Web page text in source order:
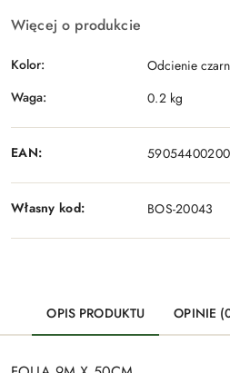
Więcej o produkcie
Kolor:
Odcienie
Waga:
0.2 kg
EAN:
Własny kod: BOS-20043
OPIS PRODUKTU OPINIE